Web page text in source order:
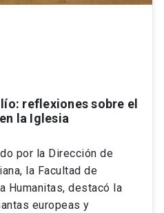
reflexiones sobre el
la Iglesia
por la Dirección de
la Facultad de
Humanitas, destacó la
europeas y